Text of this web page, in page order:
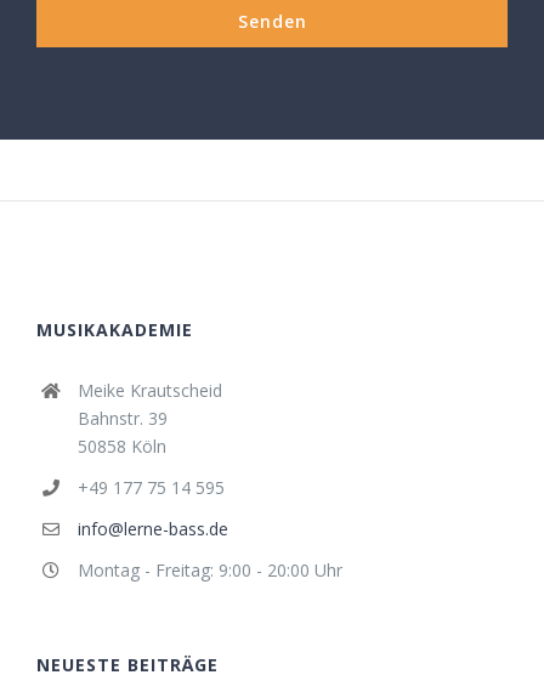
MUSIKAKADEMIE
Meike Krautscheid
Bahnstr. 39
50858 Köln
+49 177 75 14 595
info@lerne-bass.de
Montag - Freitag: 9:00 - 20:00 Uhr
NEUESTE BEITRÄGE